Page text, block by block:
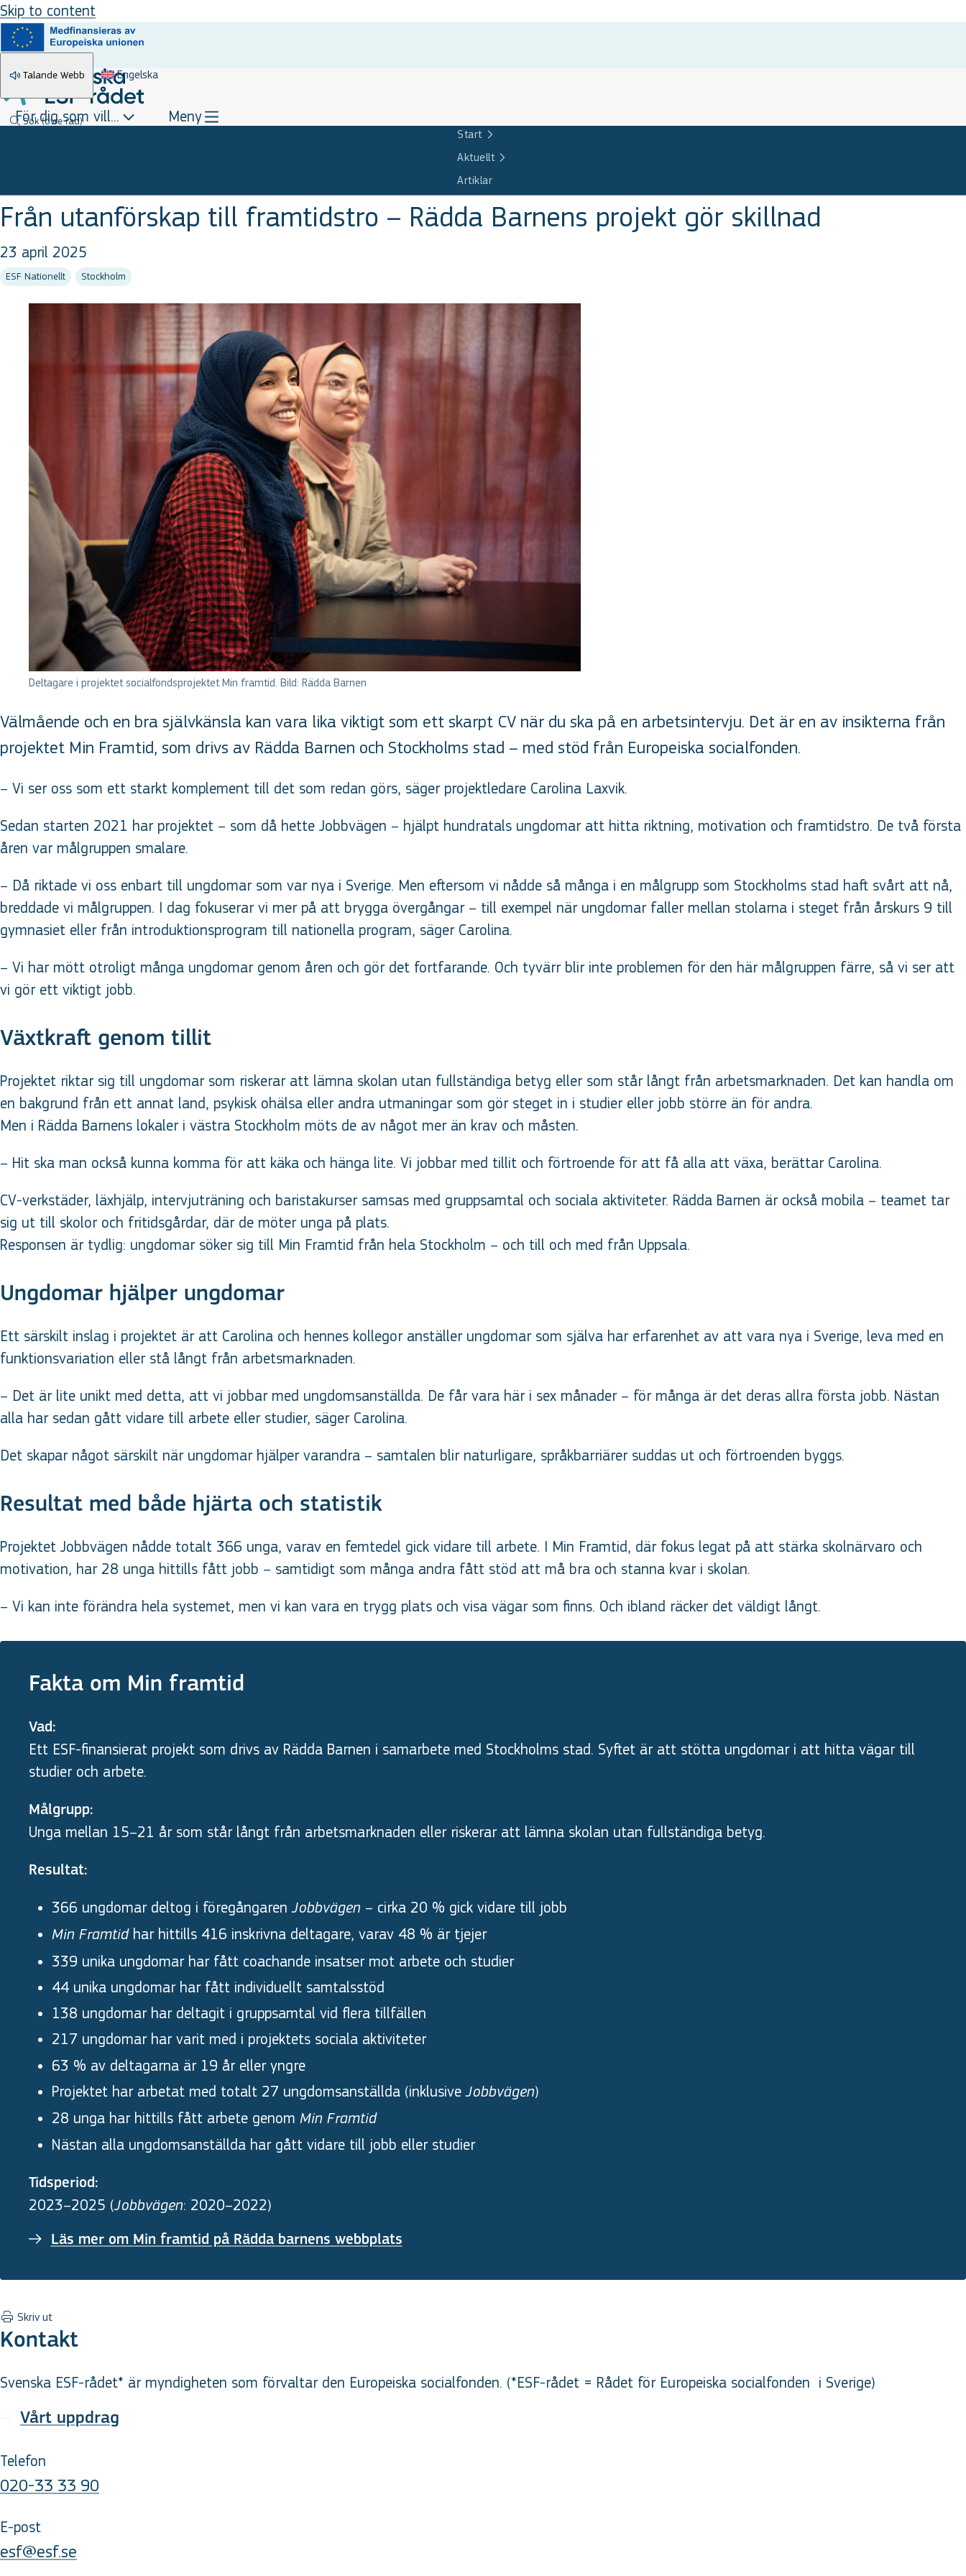
Skip to content
Talande Webb Engelska
Sök(övre rad)
För dig som vill... Meny
Start
Aktuellt
Artiklar
Från utanförskap till framtidstro – Rädda Barnens projekt gör skillnad
23 april 2025
ESF Nationellt Stockholm
Deltagare i projektet socialfondsprojektet Min framtid. Bild: Rädda Barnen
Välmående och en bra självkänsla kan vara lika viktigt som ett skarpt CV när du ska på en arbetsintervju. Det är en av insikterna från
projektet Min Framtid, som drivs av Rädda Barnen och Stockholms stad – med stöd från Europeiska socialfonden.
– Vi ser oss som ett starkt komplement till det som redan görs, säger projektledare Carolina Laxvik.
Sedan starten 2021 har projektet – som då hette Jobbvägen – hjälpt hundratals ungdomar att hitta riktning, motivation och framtidstro. De två första
åren var målgruppen smalare.
– Då riktade vi oss enbart till ungdomar som var nya i Sverige. Men eftersom vi nådde så många i en målgrupp som Stockholms stad haft svårt att nå,
breddade vi målgruppen. I dag fokuserar vi mer på att brygga övergångar – till exempel när ungdomar faller mellan stolarna i steget från årskurs 9 till
gymnasiet eller från introduktionsprogram till nationella program, säger Carolina.
– Vi har mött otroligt många ungdomar genom åren och gör det fortfarande. Och tyvärr blir inte problemen för den här målgruppen färre, så vi ser att
vi gör ett viktigt jobb.
Växtkraft genom tillit
Projektet riktar sig till ungdomar som riskerar att lämna skolan utan fullständiga betyg eller som står långt från arbetsmarknaden. Det kan handla om
en bakgrund från ett annat land, psykisk ohälsa eller andra utmaningar som gör steget in i studier eller jobb större än för andra.
Men i Rädda Barnens lokaler i västra Stockholm möts de av något mer än krav och måsten.
– Hit ska man också kunna komma för att käka och hänga lite. Vi jobbar med tillit och förtroende för att få alla att växa, berättar Carolina.
CV-verkstäder, läxhjälp, intervjuträning och baristakurser samsas med gruppsamtal och sociala aktiviteter. Rädda Barnen är också mobila – teamet tar
sig ut till skolor och fritidsgårdar, där de möter unga på plats.
Responsen är tydlig: ungdomar söker sig till Min Framtid från hela Stockholm – och till och med från Uppsala.
Ungdomar hjälper ungdomar
Ett särskilt inslag i projektet är att Carolina och hennes kollegor anställer ungdomar som själva har erfarenhet av att vara nya i Sverige, leva med en
funktionsvariation eller stå långt från arbetsmarknaden.
– Det är lite unikt med detta, att vi jobbar med ungdomsanställda. De får vara här i sex månader – för många är det deras allra första jobb. Nästan
alla har sedan gått vidare till arbete eller studier, säger Carolina.
Det skapar något särskilt när ungdomar hjälper varandra – samtalen blir naturligare, språkbarriärer suddas ut och förtroenden byggs.
Resultat med både hjärta och statistik
Projektet Jobbvägen nådde totalt 366 unga, varav en femtedel gick vidare till arbete. I Min Framtid, där fokus legat på att stärka skolnärvaro och
motivation, har 28 unga hittills fått jobb – samtidigt som många andra fått stöd att må bra och stanna kvar i skolan.
– Vi kan inte förändra hela systemet, men vi kan vara en trygg plats och visa vägar som finns. Och ibland räcker det väldigt långt.
Fakta om Min framtid
Vad:
Ett ESF-finansierat projekt som drivs av Rädda Barnen i samarbete med Stockholms stad. Syftet är att stötta ungdomar i att hitta vägar till
studier och arbete.
Målgrupp:
Unga mellan 15–21 år som står långt från arbetsmarknaden eller riskerar att lämna skolan utan fullständiga betyg.
Resultat:
366 ungdomar deltog i föregångarenJobbvägen – cirka 20 % gick vidare till jobb
Min Framtidhar hittills 416 inskrivna deltagare, varav 48 % är tjejer
339 unika ungdomar har fått coachande insatser mot arbete och studier
44 unika ungdomar har fått individuellt samtalsstöd
138 ungdomar har deltagit i gruppsamtal vid flera tillfällen
217 ungdomar har varit med i projektets sociala aktiviteter
63 % av deltagarna är 19 år eller yngre
Projektet har arbetat med totalt 27 ungdomsanställda (inklusiveJobbvägen)
28 unga har hittills fått arbete genom Min Framtid
Nästan alla ungdomsanställda har gått vidare till jobb eller studier
Tidsperiod:
2023–2025 (Jobbvägen: 2020–2022)
Läs mer om Min framtid på Rädda barnens webbplats
Skriv ut
Kontakt
Svenska ESF-rådet* är myndigheten som förvaltar den Europeiska socialfonden. (*ESF-rådet = Rådet för Europeiska socialfonden i Sverige)
Vårt uppdrag
Telefon
020-33 33 90
E-post
esf@esf.se